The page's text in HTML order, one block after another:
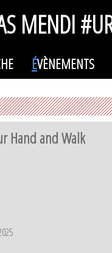
MENDI
ÉVÈNEMENTS
Hand and Walk